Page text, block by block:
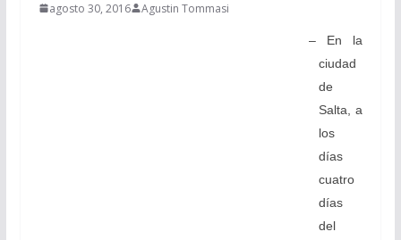
agosto 30, 2016 Agustin Tommasi
– En la
ciudad
de
Salta, a
los
días
cuatro
días
del